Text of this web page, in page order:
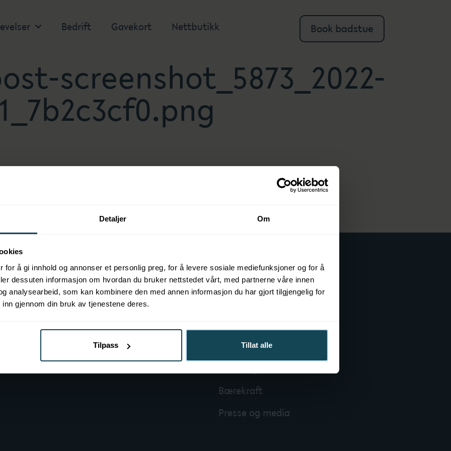
Detaljer Om
for å gi innhold og annonser et personlig preg, for å levere sosiale mediefunksjoner og for å
dessuten informasjon om hvordan du bruker nettstedet vårt, med partnerne våre innen
analysearbeid, som kan kombinere den med annen informasjon du har gjort tilgjengelig for
gjennom din bruk av tjenestene deres.
Tilpass Tillat alle
Bedrift Gavekort Nettbutikk Book badstue
screenshot_5873_2022-
Mer om KOK
Badstuprodukter
Bærekraft
Presse og media